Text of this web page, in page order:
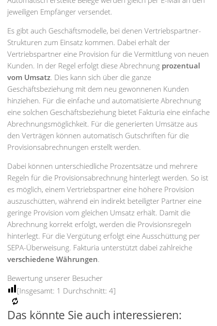
jeweiligen Empfänger versendet.
Es gibt auch Geschäftsmodelle, bei denen Vertriebspartner-
Strukturen zum Einsatz kommen. Dabei erhält der
Vertriebspartner eine Provision für die Vermittlung von neuen
Kunden. In der Regel erfolgt diese Abrechnung prozentual
vom Umsatz. Dies kann sich über die ganze
Geschäftsbeziehung mit dem neu gewonnenen Kunden
hinziehen. Für die einfache und automatisierte Abrechnung
eine solchen Geschäftsbeziehung bietet Fakturia eine einfache
Abrechnungsmöglichkeit. Für die generierten Umsätze aus
den Verträgen können automatisch Gutschriften für die
Provisionsabrechnungen erstellt werden.
Dabei können unterschiedliche Prozentsätze und mehrere
Regeln für die Provisionsabrechnung hinterlegt werden. So ist
es möglich, einem Vertriebspartner eine höhere Provision
auszuschütten, während ein indirekt beteiligter Partner eine
geringe Provision vom gleichen Umsatz erhält. Damit die
Abrechnung korrekt erfolgt, werden die Provisionsregeln
hinterlegt. Für die Vergütung erfolgt eine Ausschüttung per
SEPA-Überweisung. Fakturia unterstützt dabei zahlreiche
verschiedene Währungen.
Bewertung unserer Besucher
[Insgesamt: 1 Durchschnitt: 4]
Das könnte Sie auch interessieren: